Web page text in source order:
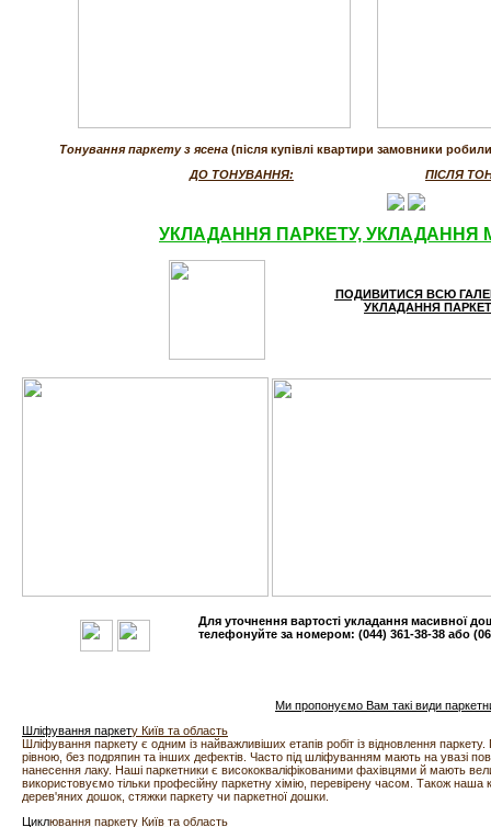
Тонування паркету з ясена(після купівлі квартири замовники
ДО ТОНУВАННЯ:
ПІСЛЯ
УКЛАДАННЯ ПАРКЕТУ, УКЛАДАННЯ
ПОДИВИТИСЯ ВСЮ
УКЛАДАННЯ
Для уточнення вартості укладання масивної
телефонуйте за номером: (044) 361-38-38 або
Ми пропонуємо Вам такі види
Шліфування паркету Київ та область
Шліфування паркету є одним із найважливіших етапів робіт із відновлення
рівною, без подряпин та інших дефектів. Часто під шліфуванням мають на увазі
нанесення лаку. Наші паркетники є висококваліфікованими фахівцями й мають
використовуємо тільки професійну паркетну хімію, перевірену часом. Також
дерев'яних дошок, стяжки паркету чи паркетної дошки.
Циклювання паркету Київ та область